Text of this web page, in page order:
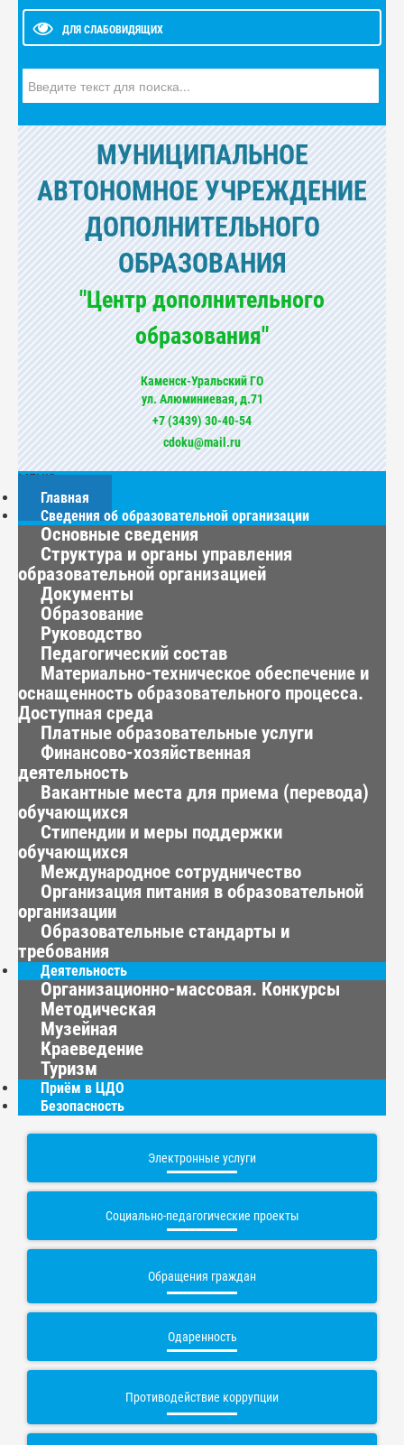
ДЛЯ СЛАБОВИДЯЩИХ
МУНИЦИПАЛЬНОЕ
АВТОНОМНОЕ УЧРЕЖДЕНИЕ
ДОПОЛНИТЕЛЬНОГО
ОБРАЗОВАНИЯ
"Центр дополнительного
образования"
Каменск-Уральский ГО
ул. Алюминиевая, д.71
+7 (3439) 30-40-54
cdoku@mail.ru
МЕНЮ
Главная
Сведения об образовательной организации
Основные сведения
Структура и органы управления
образовательной организацией
Документы
Образование
Руководство
Педагогический состав
Материально-техническое обеспечение и
оснащенность образовательного процесса.
Доступная среда
Платные образовательные услуги
Финансово-хозяйственная
деятельность
Вакантные места для приема (перевода)
обучающихся
Стипендии и меры поддержки
обучающихся
Международное сотрудничество
Организация питания в образовательной
организации
Образовательные стандарты и
требования
Деятельность
Организационно-массовая. Конкурсы
Методическая
Музейная
Краеведение
Туризм
Приём в ЦДО
Безопасность
Электронные услуги
Социально-педагогические проекты
Обращения граждан
Одаренность
Противодействие коррупции